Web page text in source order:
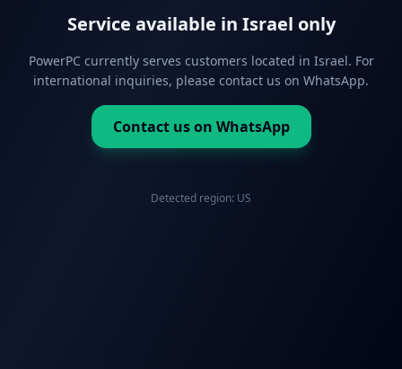
Service available in Israel only
PowerPC currently serves customers located in Israel. For
international inquiries, please contact us on WhatsApp.
Contact us on WhatsApp
Detected region: US